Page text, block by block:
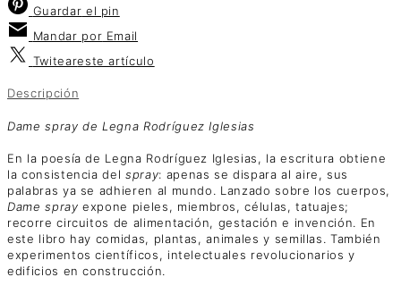
Guardar el pin
Mandar por Email
Twiteareste artículo
Descripción
Dame spray de Legna Rodríguez Iglesias
En la poesía de Legna Rodríguez Iglesias, la escritura obtiene
la consistencia delspray: apenas se dispara al aire, sus
palabras ya se adhieren al mundo. Lanzado sobre los cuerpos,
Dame spray expone pieles, miembros, células, tatuajes;
recorre circuitos de alimentación, gestación e invención. En
este libro hay comidas, plantas, animales y semillas. También
experimentos científicos, intelectuales revolucionarios y
edificios en construcción.